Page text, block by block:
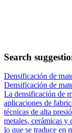
Search
Densificación de
Densificación de
La densificación de
aplicaciones de
técnicas de alta
metales, cerámicas y
lo que se traduce en